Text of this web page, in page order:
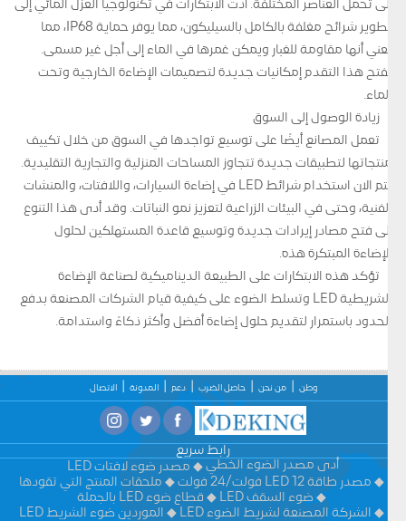
إلى تحمل العناصر المختلفة. أدت الابتكارات في تكنولوجيا العزل المائي إلى
تطوير شرائح مغلفة بالكامل بالسيليكون، مما يوفر حماية IP68، مما
يعني أنها مقاومة للغبار ويمكن غمرها في الماء إلى أجل غير مسمى.
يفتح هذا التقدم إمكانيات جديدة لتصميمات الإضاءة الخارجية وتحت
الماء.
زيادة الوصول إلى السوق
تعمل المصانع أيضًا على توسيع تواجدها في السوق من خلال تكييف
منتجاتها لتطبيقات جديدة تتجاوز المساحات المنزلية والتجارية التقليدية.
يتم الآن استخدام شرائط LED في إضاءة السيارات، واللافتات، والمنشآت
الفنية، وحتى في البيئات الزراعية لتعزيز نمو النباتات. وقد أدى هذا التنوع
إلى فتح مصادر إيرادات جديدة وتوسيع قاعدة المستهلكين لحلول
الإضاءة المبتكرة هذه.
تؤكد هذه الابتكارات على الطبيعة الديناميكية لصناعة الإضاءة
الشريطية LED وتسلط الضوء على كيفية قيام الشركات المصنعة بدفع
الحدود باستمرار لتقديم حلول إضاءة أفضل وأكثر ذكاءً واستدامة.
وطن من نحن حاصل الضرب دعم المدونة الاتصال
رابط سريع
أدى مصدر الضوء الخطي
مصدر ضوء لافتات LED
مصدر طاقة LED 12 فولت/24 فولت
ملحقات المنتج التي تقودها
ضوء السقف LED
قطاع ضوء LED بالجملة
الشركة المصنعة لشريط الضوء LED
الموردين ضوء الشريط LED